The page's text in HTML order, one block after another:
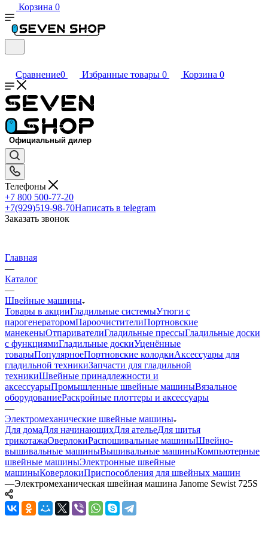
Корзина 0
Сравнение0 Избранные товары 0 Корзина 0
Телефоны
+7 800 500-77-20
+7(929)519-98-70Написать в telegram
Заказать звонок
Главная
—
Каталог
—
Швейные машины
Товары в акцииГладильные системыУтюги с
парогенераторомПароочистителиПортновские
манекеныОтпаривателиГладильные прессыГладильные доски
с функциямиГладильные доскиУценённые
товарыПопулярноеПортновские колодкиАксессуары для
гладильной техникиЗапчасти для гладильной
техникиШвейные принадлежности и
аксессуарыПромышленные швейные машиныВязальное
оборудованиеРаскройные плоттеры и аксессуары
—
Электромеханические швейные машины
Для домаДля начинающихДля ательеДля шитья
трикотажаОверлокиРаспошивальные машиныШвейно-
вышивальные машиныВышивальные машиныКомпьютерные
швейные машиныЭлектронные швейные
машиныКоверлокиПриспособления для швейных машин
—Электромеханическая швейная машина Janome Sewist 725S